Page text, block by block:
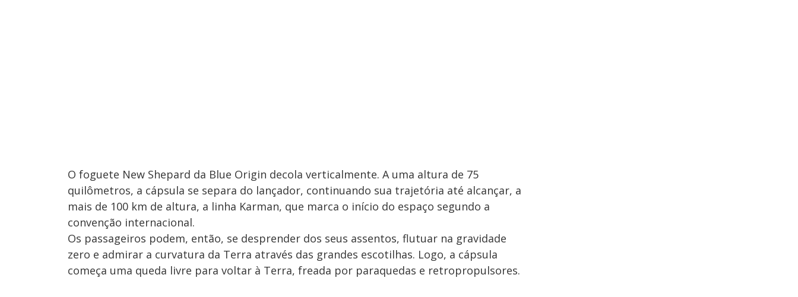
O foguete New Shepard da Blue Origin decola verticalmente. A uma altura de 75
quilômetros, a cápsula se separa do lançador, continuando sua trajetória até alcançar, a
mais de 100 km de altura, a linha Karman, que marca o início do espaço segundo a
convenção internacional.
Os passageiros podem, então, se desprender dos seus assentos, flutuar na gravidade
zero e admirar a curvatura da Terra através das grandes escotilhas. Logo, a cápsula
começa uma queda livre para voltar à Terra, freada por paraquedas e retropropulsores.